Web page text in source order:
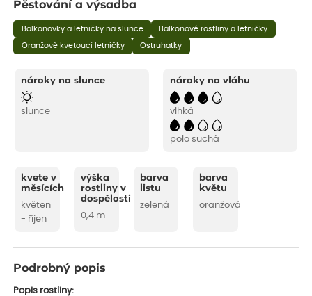
Pěstování a výsadba
Balkonovky a letničky na slunce Balkonové rostliny a letničky
Oranžově kvetoucí letničky Ostruhatky
nároky na slunce
slunce
nároky na vláhu
vlhká
polo suchá
kvete v
měsících
květen
- říjen
výška
rostliny v
dospělosti
0,4 m
barva
listu
zelená
barva
květu
oranžová
Podrobný popis
Popis rostliny: